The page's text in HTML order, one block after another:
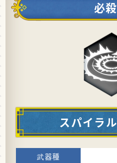
必
スパイラ